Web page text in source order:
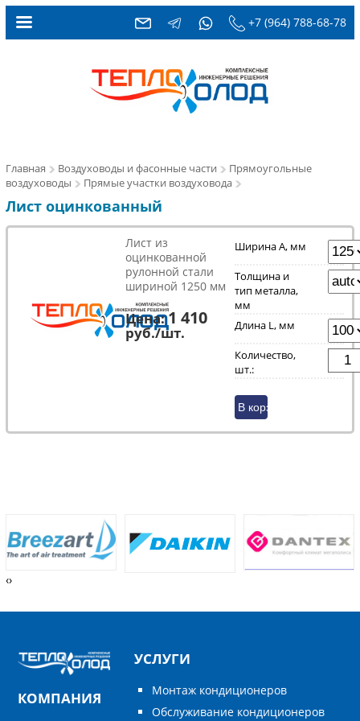
+7 (964) 788-68-78
Главная Воздуховоды и фасонные части
Прямоугольные
воздуховоды
Прямые участки воздуховода
Лист оцинкованный
Лист из
оцинкованной
рулонной стали
шириной 1250 мм
Цена:1 410
руб./шт.
Ширина A, мм
Толщина и
тип металла,
мм
Длина L, мм
Количество,
шт.:
‹›
КОМПАНИЯ
УСЛУГИ
Монтаж кондиционеров
Обслуживание кондиционеров